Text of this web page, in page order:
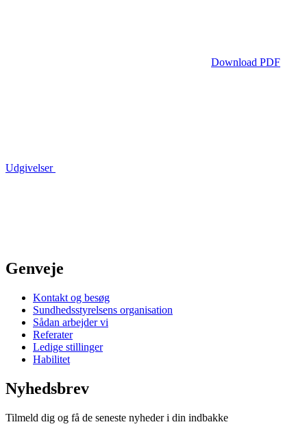
Download PDF
Udgivelser
Genveje
Kontakt og besøg
Sundhedsstyrelsens organisation
Sådan arbejder vi
Referater
Ledige stillinger
Habilitet
Nyhedsbrev
Tilmeld dig og få de seneste nyheder i din indbakke